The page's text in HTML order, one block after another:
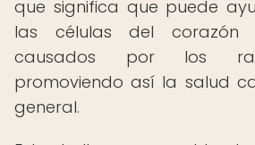
que significa que puede
las células del
causados por los
promoviendo así la salud
general.